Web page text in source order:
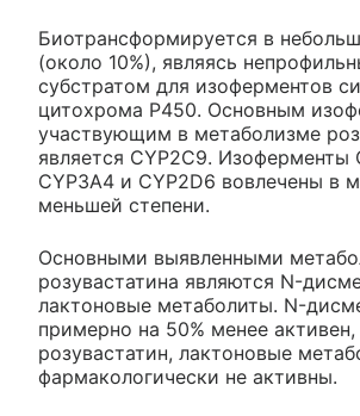
Биотрансформируется в
(около 10%), являясь
субстратом для изоферментов
цитохрома Р450. Основным
участвующим в метаболизме
является CYP2C9. Изоферменты
CYP3A4 и CYP2D6 вовлечены в
меньшей степени.
Основными выявленными
розувастатина являются N-
лактоновые метаболиты. N-
примерно на 50% менее
розувастатин, лактоновые
фармакологически не активны.